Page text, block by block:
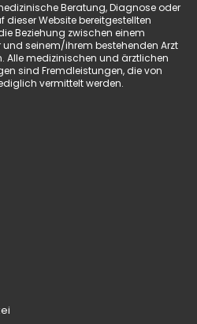
Beratung, Diagnose oder
dieser Website bereitgestellten
Beziehung zwischen einem
seinem/ihrem bestehenden Arzt
Alle medizinischen und ärztlichen
sind Fremdleistungen, die von
vermittelt werden.